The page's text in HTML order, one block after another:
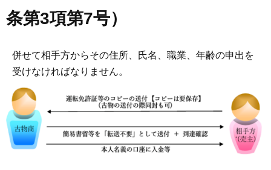
条第3項第7号）
併せて相手方からその住所、氏名、職業、年齢の申出を
受けなければなりません。